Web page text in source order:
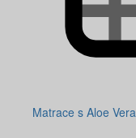
Matrace s Aloe Vera